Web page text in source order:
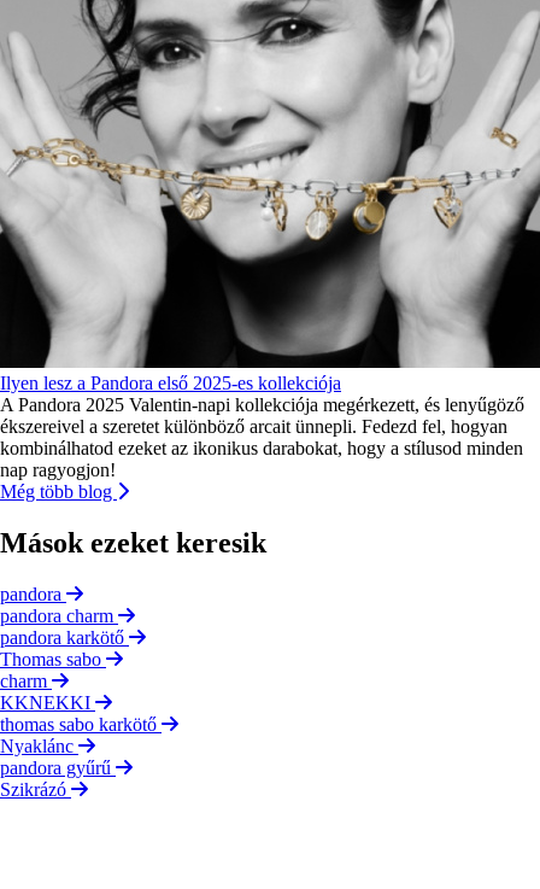
Ilyen lesz a Pandora első 2025-es kollekciója
A Pandora 2025 Valentin-napi kollekciója megérkezett, és lenyűgöző
ékszereivel a szeretet különböző arcait ünnepli. Fedezd fel, hogyan
kombinálhatod ezeket az ikonikus darabokat, hogy a stílusod minden
nap ragyogjon!
Még több blog
Mások ezeket keresik
pandora
pandora charm
pandora karkötő
Thomas sabo
charm
KKNEKKI
thomas sabo karkötő
Nyaklánc
pandora gyűrű
Szikrázó